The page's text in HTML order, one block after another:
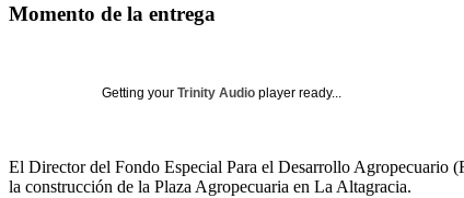
Momento de la entrega
Getting your Trinity Audio player ready...
El Director del Fondo Especial Para el Desarrollo Agropecuario
la construcción de la Plaza Agropecuaria en La Altagracia.